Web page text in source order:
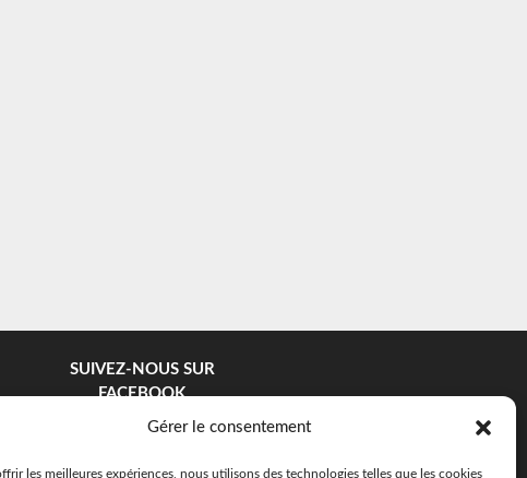
Gérer le consentement
les meilleures expériences, nous utilisons des technologies telles que les cookies
SUIVEZ-NOUS SUR
FACEBOOK